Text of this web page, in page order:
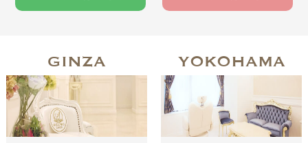
GINZA YOKOHAMA